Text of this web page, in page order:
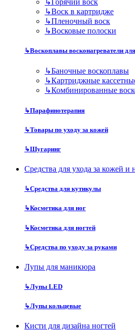
↳ Горячий воск
↳Воск в картридже
↳Пленочный воск
↳Восковые полоски
↳Воскоплавы восконагреватели
↳Баночные воскоплавы
↳Картриджные
↳Комбинированные
↳Парафинотерапия
↳Товары по уходу за кожей
↳Шугаринг
Средства для ухода за кожей и
↳Средства для кутикулы
↳Косметика для ног
↳Косметика для ногтей
↳Средства по уходу за руками
Лупы для маникюра
↳Лупы LED
↳Лупы кольцевые
Кисти для дизайна ногтей